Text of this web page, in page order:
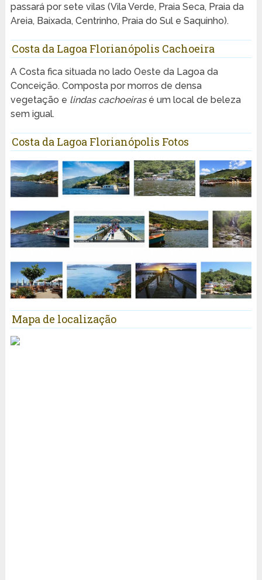
passará por sete vilas (Vila Verde, Praia Seca, Praia da
Areia, Baixada, Centrinho, Praia do Sul e Saquinho).
Costa da Lagoa Florianópolis Cachoeira
A Costa fica situada no lado Oeste da Lagoa da
Conceição. Composta por morros de densa
vegetação e lindas cachoeirasé um local de beleza
sem igual.
Costa da Lagoa Florianópolis Fotos
Mapa de localização